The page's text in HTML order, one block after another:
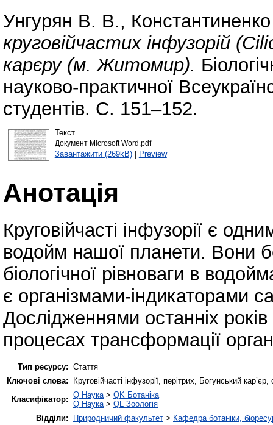
Унгурян В. В.,
круговійчастих інфузорій
карєру (м. Житомир).
науково-практичної
студентів. С. 151–152.
Текст
Документ Microsoft Word.pdf
Завантажити (269kB)| Preview
Анотація
Круговійчасті інфузорії є
водойм нашої планети. Вони
біологічної рівноваги в
є організмами-індикаторами
Дослідженнями останніх
процесах трансформації
Тип ресурсу: Стаття
Ключові слова:
Круговійчасті інфузорії, перітрих, Богунський
Класифікатор: Q Наука > QK Ботаніка
Q Наука > QL Зоологія
Відділи:
Природничий факультет > Кафедра ботаніки,